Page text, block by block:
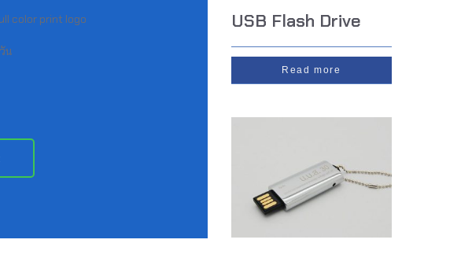
color print logo
น
USB Flash Drive
Read more